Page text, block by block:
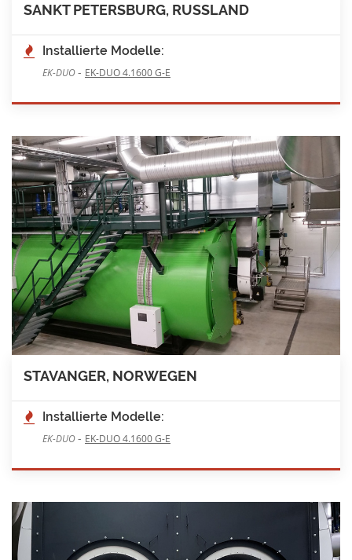
SANKT PETERSBURG, RUSSLAND
Installierte Modelle:
EK-DUO- EK-DUO 4.1600 G-E
STAVANGER, NORWEGEN
Installierte Modelle:
EK-DUO- EK-DUO 4.1600 G-E